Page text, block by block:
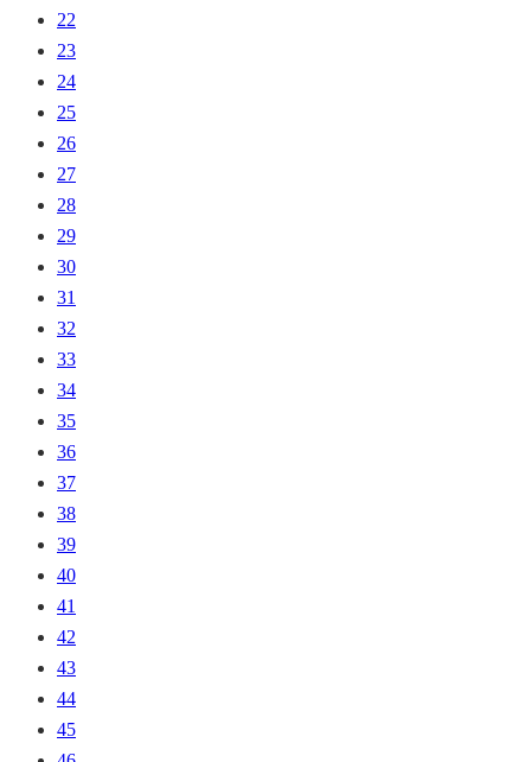
22
23
24
25
26
27
28
29
30
31
32
33
34
35
36
37
38
39
40
41
42
43
44
45